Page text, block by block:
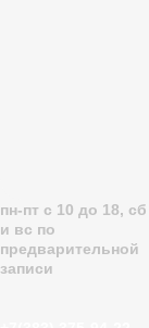
пн-пт с 10 до 18, сб
и вс по
предварительной
записи